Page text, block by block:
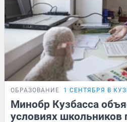
ОБРАЗОВАНИЕ 1 СЕНТЯБРЯ В
Минобр Кузбасса
условиях школьников